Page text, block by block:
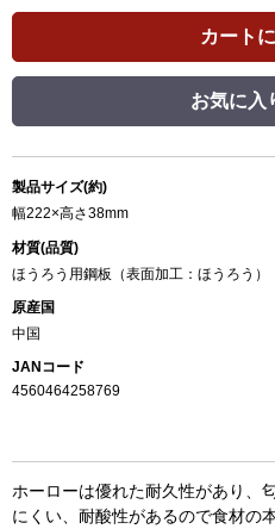
カート
お気に入
製品サイズ(約)
幅222×高さ38mm
材質(品質)
ほうろう用鋼板（表面加工：ほうろう）
原産国
中国
JANコード
4560464258769
ホーローは優れた耐久性があり、
にくい、耐酸性があるので食材の